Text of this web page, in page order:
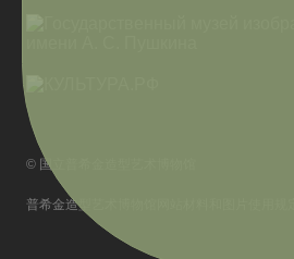
© 国立普希金造型艺术博物馆
普希金造型艺术博物馆网站材料和图片使用规定